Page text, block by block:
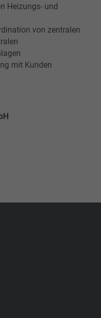
Heizungs- und
von zentralen
mit Kunden